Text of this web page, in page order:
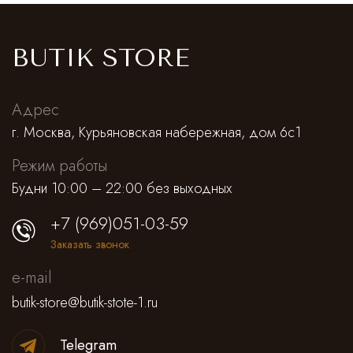
BUTIK STORE
Адрес
г. Москва, Курьяновская набережная, дом 6с1
Режим работы
Будни 10:00 – 22:00 без выходных
+7 (969)051-03-59
Заказать звонок
e-mail
butik-store@butik-stote-1.ru
Telegram
Cпортивные брюки
Комбинезоны